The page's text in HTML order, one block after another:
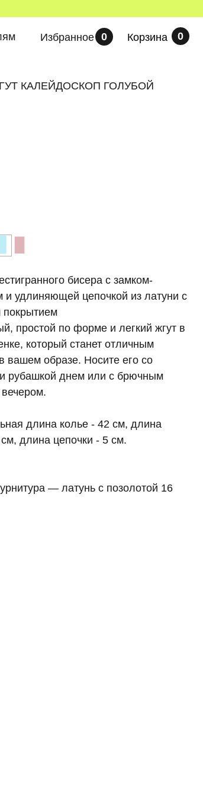
Корзина
Избранное 0 0
КАЛЕЙДОСКОП ГОЛУБОЙ
бисера с замком-
и удлиняющей цепочкой из латуни с
простой по форме и легкий жгут в
который станет отличным
вашем образе. Носите его со
рубашкой днем или с брючным
длина колье - 42 см, длина
длина цепочки - 5 см.
— латунь с позолотой 16